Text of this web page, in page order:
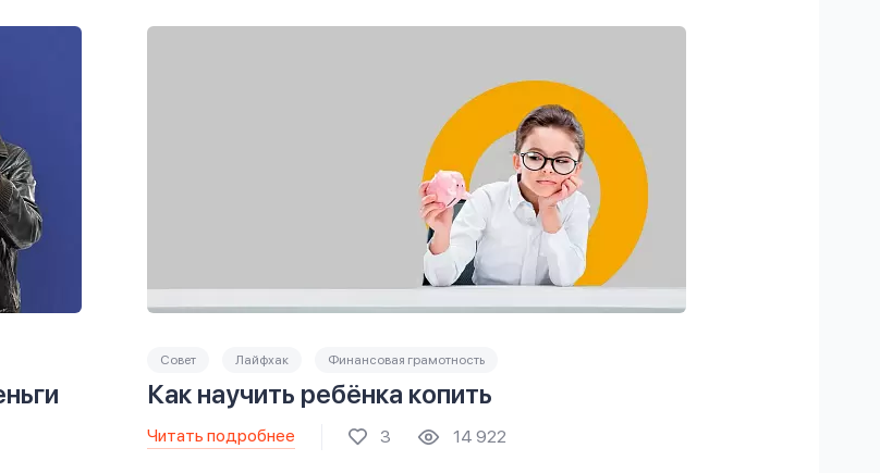
Совет Лайфхак Финансовая грамотность
Как научить ребёнка копить
Читать подробнее 3 14 922